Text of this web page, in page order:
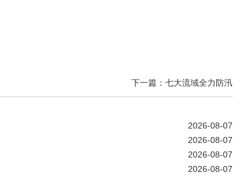
下一篇：七大流域全力防汛
2026-08-07
2026-08-07
2026-08-07
2026-08-07